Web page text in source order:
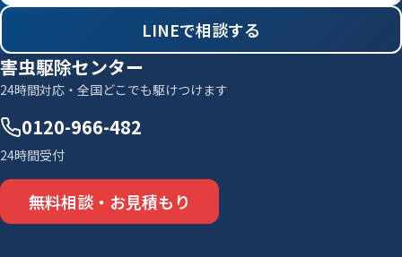
LINEで相談する
害虫駆除センター
24時間対応・全国どこでも駆けつけます
0120-966-482
24時間受付
無料相談・お見積もり